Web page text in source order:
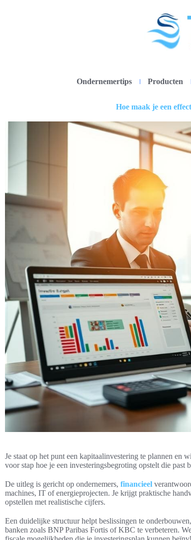
Ondernemertips Producten
Hoe maak je een
Je staat op het punt een kapitaalinvestering te plannen en
voor stap hoe je een investeringsbegroting opstelt die
De uitleg is gericht op ondernemers, financieel
machines, IT of energieprojecten. Je krijgt praktische
opstellen met realistische cijfers.
Een duidelijke structuur helpt beslissingen te
banken zoals BNP Paribas Fortis of KBC te verbeteren.